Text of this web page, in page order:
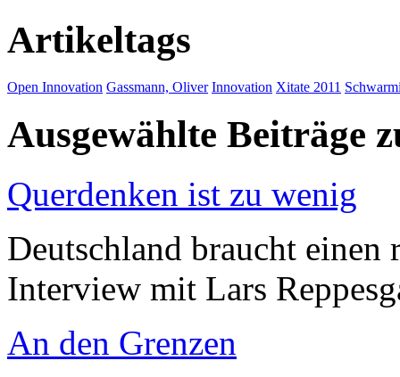
Artikeltags
Open Innovation Gassmann, Oliver Innovation Xitate 2011
Ausgewählte Beiträge
Querdenken ist zu wenig
Deutschland braucht
Interview mit Lars
An den Grenzen